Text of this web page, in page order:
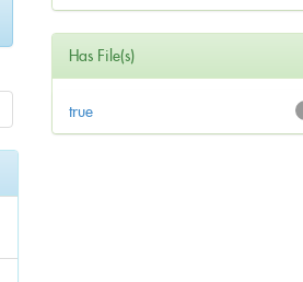
Has File(s)
true